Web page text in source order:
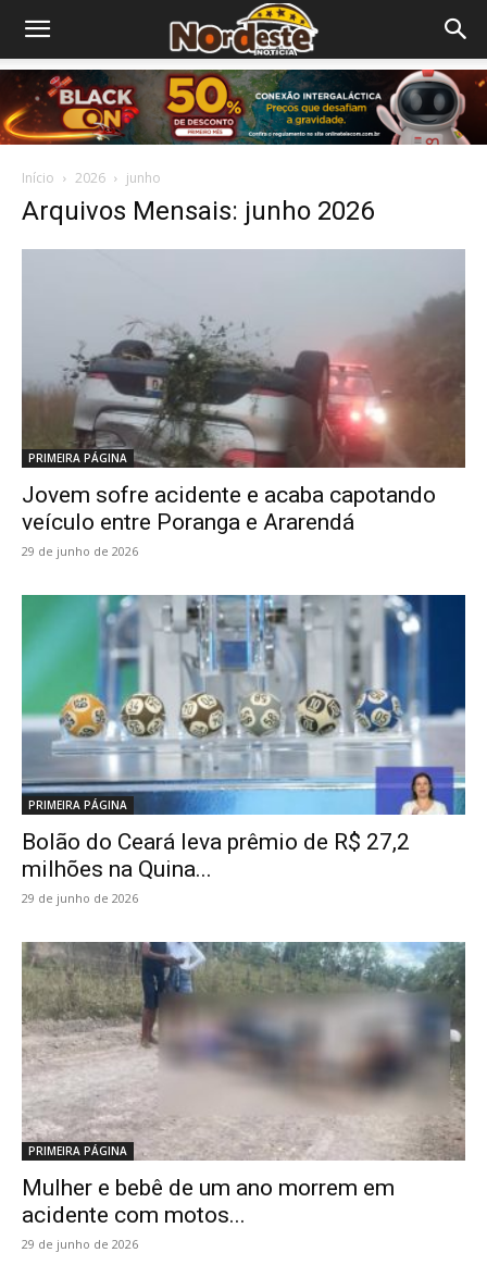
Início 2026 junho
Arquivos Mensais: junho 2026
PRIMEIRA PÁGINA
Jovem sofre acidente e acaba capotando
veículo entre Poranga e Ararendá
29 de junho de 2026
PRIMEIRA PÁGINA
Bolão do Ceará leva prêmio de R$ 27,2
milhões na Quina...
29 de junho de 2026
PRIMEIRA PÁGINA
Mulher e bebê de um ano morrem em
acidente com motos...
29 de junho de 2026